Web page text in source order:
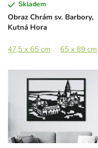
d
u
t
Obraz Chrám sv. Barbory,
Kutná Hora
Skladem
47,5 x 65 cm 65 x 89 cm